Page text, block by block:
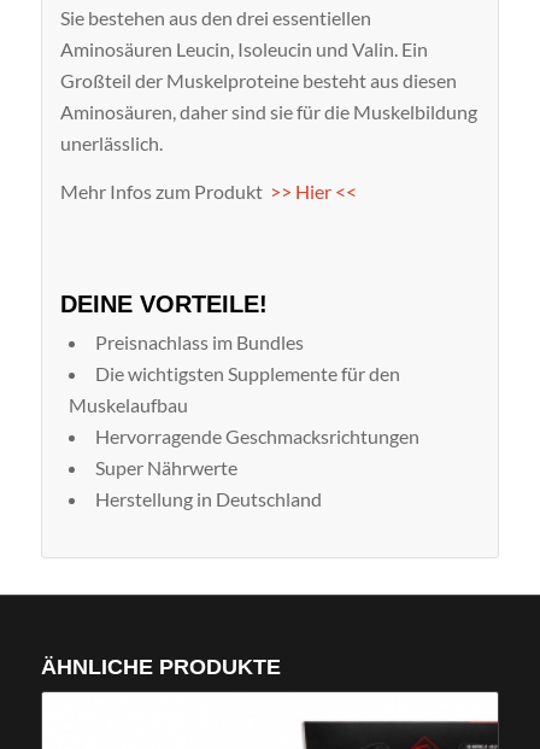
Sie bestehen aus den drei essentiellen
Aminosäuren Leucin, Isoleucin und Valin. Ein
Großteil der Muskelproteine besteht aus diesen
Aminosäuren, daher sind sie für die Muskelbildung
unerlässlich.
Mehr Infos zum Produkt >> Hier <<
DEINE VORTEILE!
Preisnachlass im Bundles
Die wichtigsten Supplemente für den
Muskelaufbau
Hervorragende Geschmacksrichtungen
Super Nährwerte
Herstellung in Deutschland
ÄHNLICHE PRODUKTE